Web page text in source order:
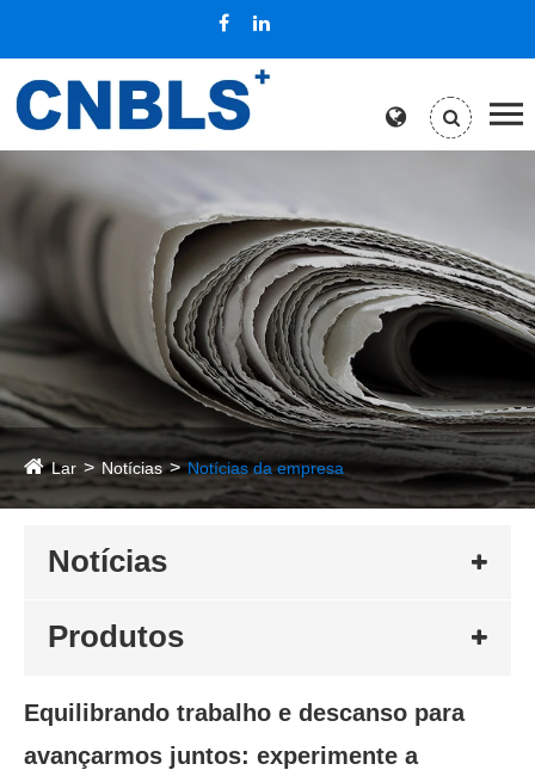
Lar Notícias Notícias da empresa
Notícias
Produtos
Equilibrando trabalho e descanso para
avançarmos juntos: experimente a